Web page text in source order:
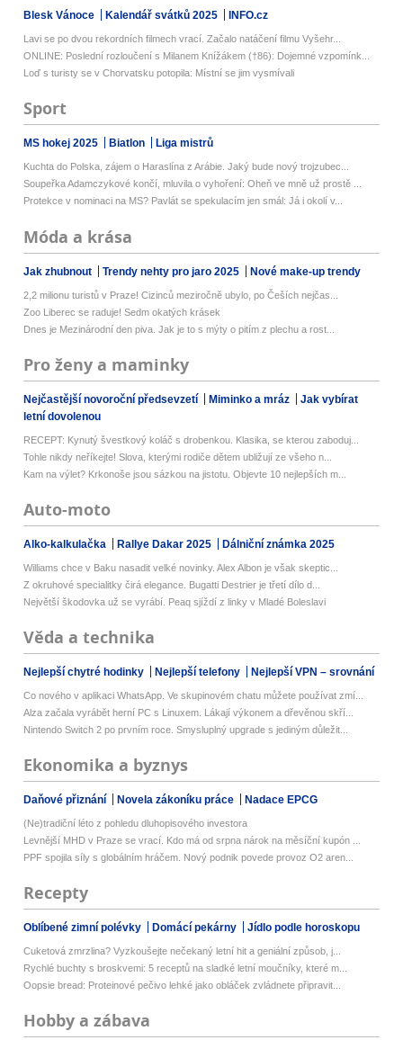
Blesk Vánoce Kalendář svátků 2025 INFO.cz
Lavi se po dvou rekordních filmech vrací. Začalo natáčení filmu Vyšehr...
ONLINE: Poslední rozloučení s Milanem Knížákem (†86): Dojemné vzpomínk...
Loď s turisty se v Chorvatsku potopila: Místní se jim vysmívali
Sport
MS hokej 2025 Biatlon Liga mistrů
Kuchta do Polska, zájem o Haraslína z Arábie. Jaký bude nový trojzubec...
Soupeřka Adamczykové končí, mluvila o vyhoření: Oheň ve mně už prostě ...
Protekce v nominaci na MS? Pavlát se spekulacím jen smál: Já i okolí v...
Móda a krása
Jak zhubnout Trendy nehty pro jaro 2025 Nové make-up trendy
2,2 milionu turistů v Praze! Cizinců meziročně ubylo, po Češích nejčas...
Zoo Liberec se raduje! Sedm okatých krásek
Dnes je Mezinárodní den piva. Jak je to s mýty o pitím z plechu a rost...
Pro ženy a maminky
Nejčastější novoroční předsevzetí Miminko a mráz
Jak vybírat
letní dovolenou
RECEPT: Kynutý švestkový koláč s drobenkou. Klasika, se kterou zaboduj...
Tohle nikdy neříkejte! Slova, kterými rodiče dětem ubližují ze všeho n...
Kam na výlet? Krkonoše jsou sázkou na jistotu. Objevte 10 nejlepších m...
Auto-moto
Alko-kalkulačka Rallye Dakar 2025 Dálniční známka 2025
Williams chce v Baku nasadit velké novinky. Alex Albon je však skeptic...
Z okruhové specialitky čirá elegance. Bugatti Destrier je třetí dílo d...
Největší škodovka už se vyrábí. Peaq sjíždí z linky v Mladé Boleslavi
Věda a technika
Nejlepší chytré hodinky Nejlepší telefony Nejlepší VPN – srovnání
Co nového v aplikaci WhatsApp. Ve skupinovém chatu můžete používat zmí...
Alza začala vyrábět herní PC s Linuxem. Lákají výkonem a dřevěnou skří...
Nintendo Switch 2 po prvním roce. Smysluplný upgrade s jediným důležit...
Ekonomika a byznys
Daňové přiznání Novela zákoníku práce Nadace EPCG
(Ne)tradiční léto z pohledu dluhopisového investora
Levnější MHD v Praze se vrací. Kdo má od srpna nárok na měsíční kupón ...
PPF spojila síly s globálním hráčem. Nový podnik povede provoz O2 aren...
Recepty
Oblíbené zimní polévky Domácí pekárny Jídlo podle horoskopu
Cuketová zmrzlina? Vyzkoušejte nečekaný letní hit a geniální způsob, j...
Rychlé buchty s broskvemi: 5 receptů na sladké letní moučníky, které m...
Oopsie bread: Proteinové pečivo lehké jako obláček zvládnete připravit...
Hobby a zábava